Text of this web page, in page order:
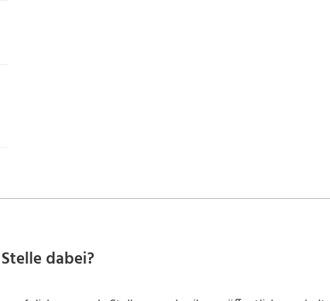
dabei?